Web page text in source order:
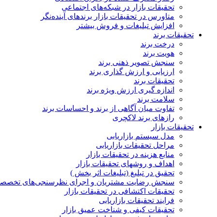
تحقیقات بازار در شبکه‌های اجتماعی
متاورس در تحقیقات بازار برندهای آینده‌نگر
افزایش تبلیغات و فروش بیشتر
تحقیقات برند
درخت برند
هویت برند
سنجش تصویر ذهنی برند
ارزیابی و ارزش گذاری برند
تحقیقات برند
اندازه گیری ارزش ویژه برند
سلامت برند
تفاوت میان آگاهی از برند و احساسات برند
رازهای برند لاکچری
تحقیقات بازار
مدل سیستم بازاریابی
مراحل تحقیقات بازاریابی
منابع هزینه در تحقیقات بازار
اهداف و روشهای تحقیقات بازار
تحقیق در تبلیغ (تبلیغات اثر بخش )
سنجش رضایت مشتریان و اجرای نظرسنجی‌های
تحقیقات اکتشافی در تحقیقات بازار
فرایند تحقیقات بازاریابی
تحقیقات کیفی و شناخت عمیق بازار